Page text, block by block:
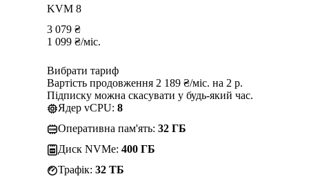
KVM 8
3 079 ₴
1 099 ₴/міс.
Вибрати тариф
Вартість продовження 2 189 ₴/міс. на 2 р.
Підписку можна скасувати у будь-який час.
Ядер vCPU: 8
Оперативна пам'ять: 32 ГБ
Диск NVMe: 400 ГБ
Трафік: 32 TБ